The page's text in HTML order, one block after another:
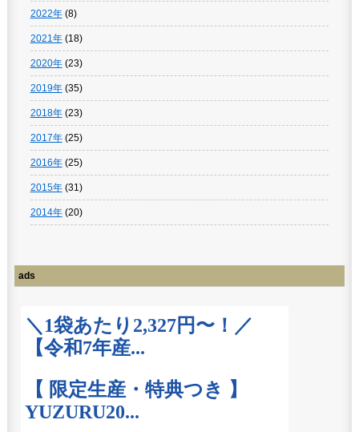
2022年(8)
2021年(18)
2020年(23)
2019年(35)
2018年(23)
2017年(25)
2016年(25)
2015年(31)
2014年(20)
ads